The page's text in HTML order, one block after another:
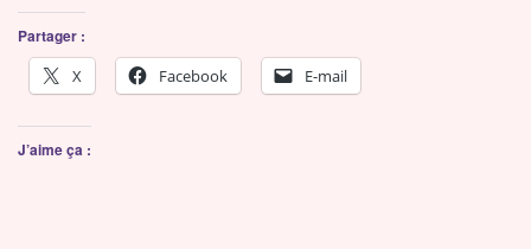
Partager :
X
Facebook E-mail
J’aime ça :